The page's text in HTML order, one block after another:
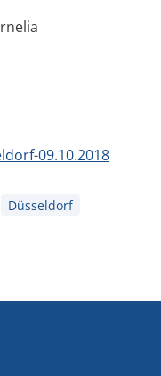
09.10.2018
Düsseldorf